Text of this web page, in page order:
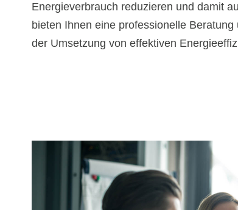
Energieverbrauch reduzieren und damit
bieten Ihnen eine professionelle
der Umsetzung von effektiven